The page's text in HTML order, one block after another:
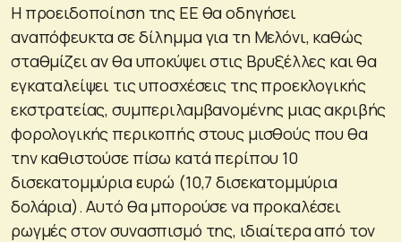
Η προειδοποίηση της ΕΕ θα οδηγήσει
αναπόφευκτα σε δίλημμα για τη Μελόνι, καθώς
σταθμίζει αν θα υποκύψει στις Βρυξέλλες και θα
εγκαταλείψει τις υποσχέσεις της προεκλογικής
εκστρατείας, συμπεριλαμβανομένης μιας ακριβής
φορολογικής περικοπής στους μισθούς που θα
την καθιστούσε πίσω κατά περίπου 10
δισεκατομμύρια ευρώ (10,7 δισεκατομμύρια
δολάρια). Αυτό θα μπορούσε να προκαλέσει
ρωγμές στον συνασπισμό της, ιδιαίτερα από τον